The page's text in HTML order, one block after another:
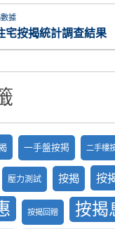
據
按揭統計調查結果
一手盤按掲 二手樓
壓力測試 按揭 按
按揭回贈 按揭